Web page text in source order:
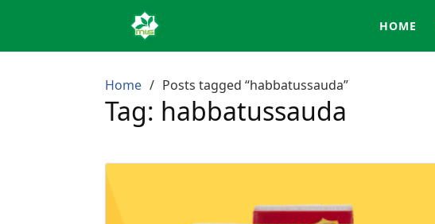
HOME
Home Posts tagged “habbatussauda”
Tag: habbatussauda